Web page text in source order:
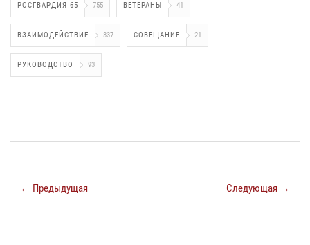
РОСГВАРДИЯ 65 755 ВЕТЕРАНЫ 41
ВЗАИМОДЕЙСТВИЕ 337 СОВЕЩАНИЕ 21
РУКОВОДСТВО 93
← Предыдущая Следующая →